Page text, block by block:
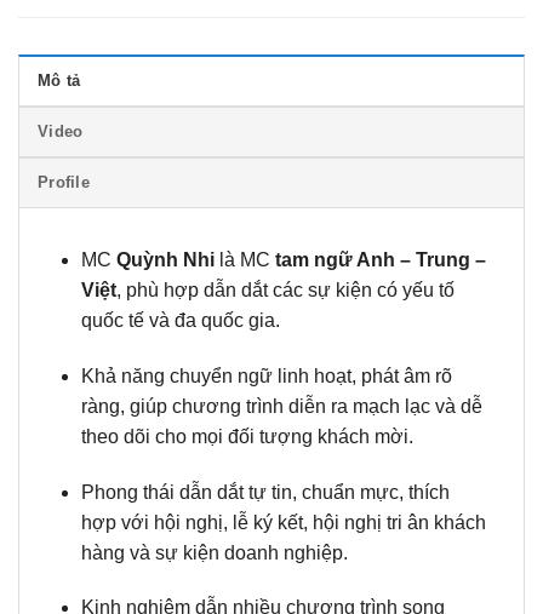
Mô tả
Video
Profile
MC Quỳnh Nhilà MC tam ngữ Anh – Trung –
Việt, phù hợp dẫn dắt các sự kiện có yếu tố
quốc tế và đa quốc gia.
Khả năng chuyển ngữ linh hoạt, phát âm rõ
ràng, giúp chương trình diễn ra mạch lạc và dễ
theo dõi cho mọi đối tượng khách mời.
Phong thái dẫn dắt tự tin, chuẩn mực, thích
hợp với hội nghị, lễ ký kết, hội nghị tri ân khách
hàng và sự kiện doanh nghiệp.
Kinh nghiệm dẫn nhiều chương trình song